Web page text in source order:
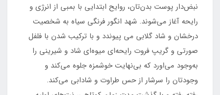
نبض‌دار پوست بدن‌تان، روایح ابتدایی با بمبی از انرژی و
رایحه آغاز می‌شوند. شهد انگور فرنگی سیاه به شخصیت
درخشان و شاد گلابی می پیوندد و با ترکیب شدن با فلفل
صورتی و گریپ فروت رایحه‌ای میوه‌ای شاد و شیرینی را
به‌وجود می‌اورد که بی‌نهایت خوشمزه جلوه می‌کند و
وجودتان را سرشار از حس طراوت و شادابی می‌کند.